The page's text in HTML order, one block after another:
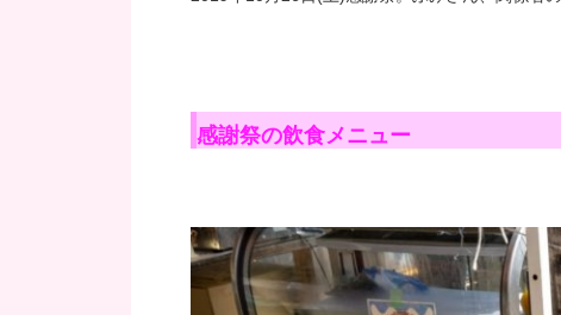
感謝祭の飲食メニュー